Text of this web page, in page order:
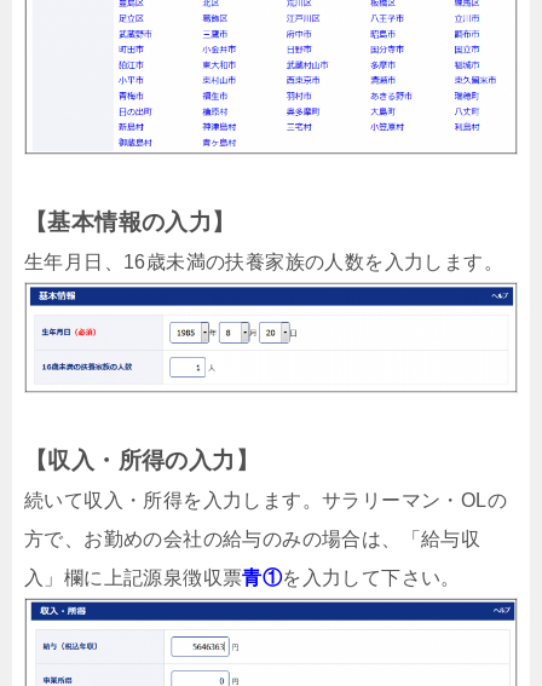
【基本情報の入力】
生年月日、16歳未満の扶養家族の人数を入力します。
【収入・所得の入力】
続いて収入・所得を入力します。サラリーマン・OLの
方で、お勤めの会社の給与のみの場合は、「給与収
入」欄に上記源泉徴収票青①を入力して下さい。